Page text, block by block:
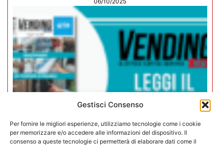
Gestisci Consenso
Per fornire le migliori esperienze, utilizziamo tecnologie come i cookie
per memorizzare e/o accedere alle informazioni del dispositivo. Il
consenso a queste tecnologie ci permetterà di elaborare dati come il